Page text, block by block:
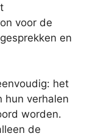
voor de
en
het
hun verhalen
worden.
de